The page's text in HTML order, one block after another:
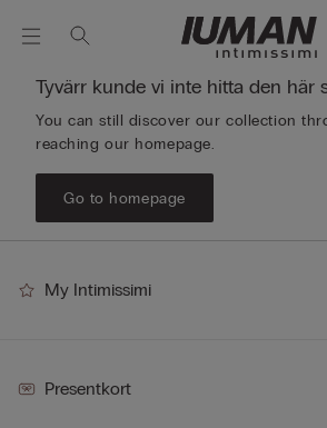
Tyvärr kunde vi inte hitta den här
You can still discover our collection
reaching our homepage.
Go to homepage
My Intimissimi
Presentkort